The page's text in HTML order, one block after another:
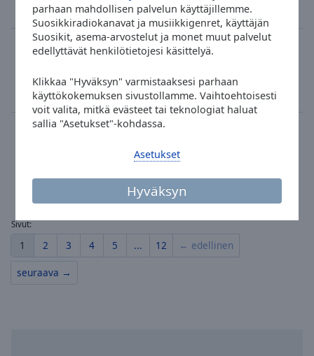
parhaan mahdollisen palvelun käyttäjillemme.
Suosikkiradiokanavat ja musiikkigenret, käyttäjän
Suosikit, asema-arvostelut ja monet muut palvelut
edellyttävät henkilötietojesi käsittelyä.
Klikkaa "Hyväksyn" varmistaaksesi parhaan
käyttökokemuksen sivustollamme. Vaihtoehtoisesti
voit valita, mitkä evästeet tai teknologiat haluat
sallia "Asetukset"-kohdassa.
Hyväksyn
Asetukset
1
122 18
Bluffphonica
Electrypnose - Nucleolus
0
104
LoungeFM Digita
Adele - Easy On Me
0
89 3
Sivut:
1 2 3 4 5 ... 12 ← edellinen
seuraava →